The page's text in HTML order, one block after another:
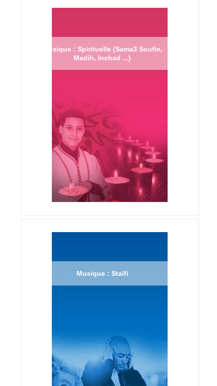
Musique : Spirituelle (Sama3 Soufie,
Madih, Inchad ...)
Musique : Staïfi